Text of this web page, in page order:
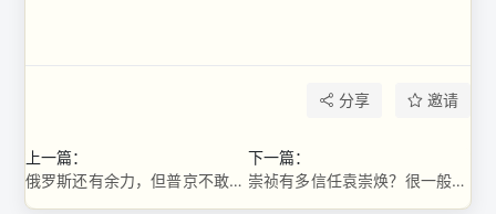
分享 邀请
上一篇：
俄罗斯还有余力，但普京不敢用？
下一篇：
崇祯有多信任袁崇焕？很一般、别加戏